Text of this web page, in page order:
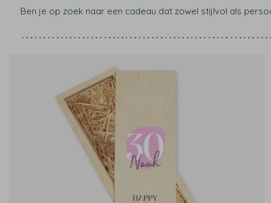
Ben je op zoek naar een cadeau dat zowel stijlvol als